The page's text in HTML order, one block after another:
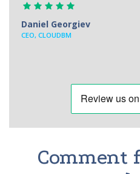
Daniel Georgiev
CEO, CLOUDBM
Comment